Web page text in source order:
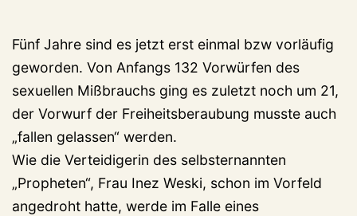
Fünf Jahre sind es jetzt erst einmal bzw vorläufig
geworden. Von Anfangs 132 Vorwürfen des
sexuellen Mißbrauchs ging es zuletzt noch um 21,
der Vorwurf der Freiheitsberaubung musste auch
„fallen gelassen“ werden.
Wie die Verteidigerin des selbsternannten
„Propheten“, Frau Inez Weski, schon im Vorfeld
angedroht hatte, werde im Falle eines